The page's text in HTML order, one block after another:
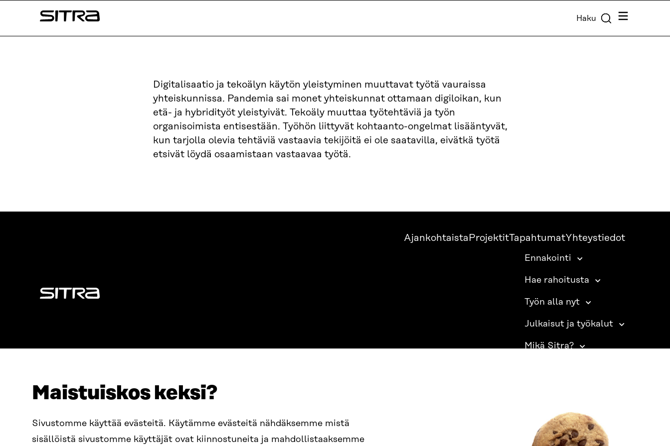
Maistuiskos keksi?
Sivustomme käyttää evästeitä. Käytämme evästeitä nähdäksemme mistä
sisällöistä sivustomme käyttäjät ovat kiinnostuneita ja mahdollistaaksemme
sisältöön
Sitra Haku Valikko
Digitalisaatio ja tekoälyn käytön yleistyminen muuttavat työtä vauraissa
yhteiskunnissa. Pandemia sai monet yhteiskunnat ottamaan digiloikan, kun
etä- ja hybridityöt yleistyivät. Tekoäly muuttaa työtehtäviä ja työn
organisoimista entisestään. Työhön liittyvät kohtaanto-ongelmat lisääntyvät,
kun tarjolla olevia tehtäviä vastaavia tekijöitä ei ole saatavilla, eivätkä työtä
etsivät löydä osaamistaan vastaavaa työtä.
Sitra
Ajankohtaista ProjektitTapahtumatYhteystiedot
Ennakointi
Hae rahoitusta
Työn alla nyt
Julkaisut ja työkalut
Mikä Sitra?
Itämerenkatu 11-13, PL 160,
00181 Helsinki
+358 294 618 991
SITRA SOSIAALISESSA MEDIASSA